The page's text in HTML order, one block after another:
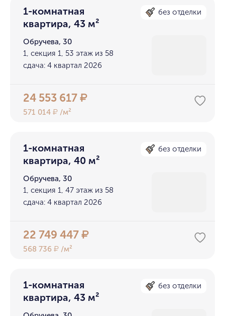
1-комнатная
квартира, 43 м²
без отделки
Обручева, 30
1, секция 1, 53 этаж из 58
сдача: 4 квартал 2026
24 553 617₽
571 014₽ /м²
1-комнатная
квартира, 40 м²
без отделки
Обручева, 30
1, секция 1, 47 этаж из 58
сдача: 4 квартал 2026
22 749 447₽
568 736₽ /м²
1-комнатная
квартира, 43 м²
без отделки